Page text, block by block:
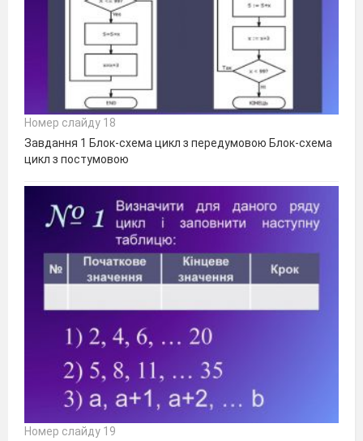
Номер слайду 18
Завдання 1 Блок-схема цикл з передумовою Блок-схема
цикл з постумовою
Номер слайду 19